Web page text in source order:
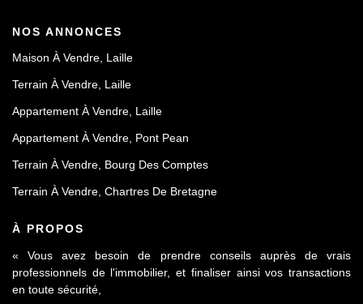
NOS ANNONCES
Maison À Vendre, Laille
Terrain À Vendre, Laille
Appartement À Vendre, Laille
Appartement À Vendre, Pont Pean
Terrain À Vendre, Bourg Des Comptes
Terrain À Vendre, Chartres De Bretagne
À PROPOS
« Vous avez besoin de prendre conseils auprès de vrais
professionnels de l'immobilier, et finaliser ainsi vos transactions
en toute sécurité,